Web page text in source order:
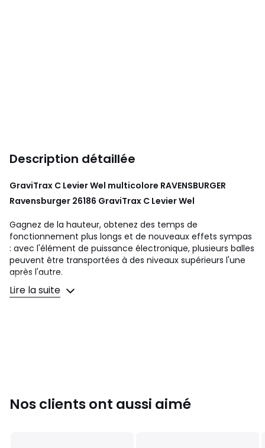
Description détaillée
GraviTrax C Levier Wel multicolore RAVENSBURGER
Ravensburger 26186 GraviTrax C Levier Wel
Gagnez de la hauteur, obtenez des temps de
fonctionnement plus longs et de nouveaux effets sympas
: avec l'élément de puissance électronique, plusieurs balles
peuvent être transportées à des niveaux supérieurs l'une
après l'autre.
Le levier POWER Element soulève des balles jusqu'à 4
Tailles Taille Unique
Lire la suite
Nos clients ont aussi aimé